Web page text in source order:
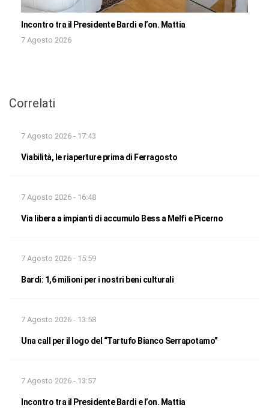
Incontro tra il Presidente Bardi e l’on. Mattia
7 Agosto 2026
Correlati
7 Agosto 2026 - 17:43
Viabilità, le riaperture prima di Ferragosto
7 Agosto 2026 - 16:48
Via libera a impianti di accumulo Bess a Melfi e Picerno
7 Agosto 2026 - 15:59
Bardi: 1,6 milioni per i nostri beni culturali
7 Agosto 2026 - 13:58
Una call per il logo del “Tartufo Bianco Serrapotamo”
7 Agosto 2026 - 13:57
Incontro tra il Presidente Bardi e l’on. Mattia